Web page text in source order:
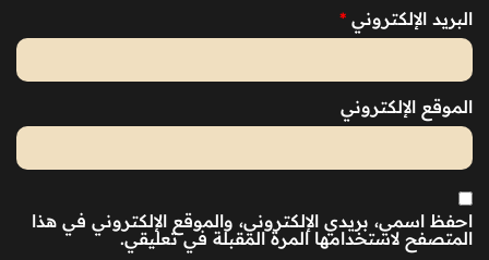
البريد الإلكتروني *
الموقع الإلكتروني
احفظ اسمي، بريدي الإلكتروني، والموقع الإلكتروني في هذا
المتصفح لاستخدامها المرة المقبلة في تعليقي.